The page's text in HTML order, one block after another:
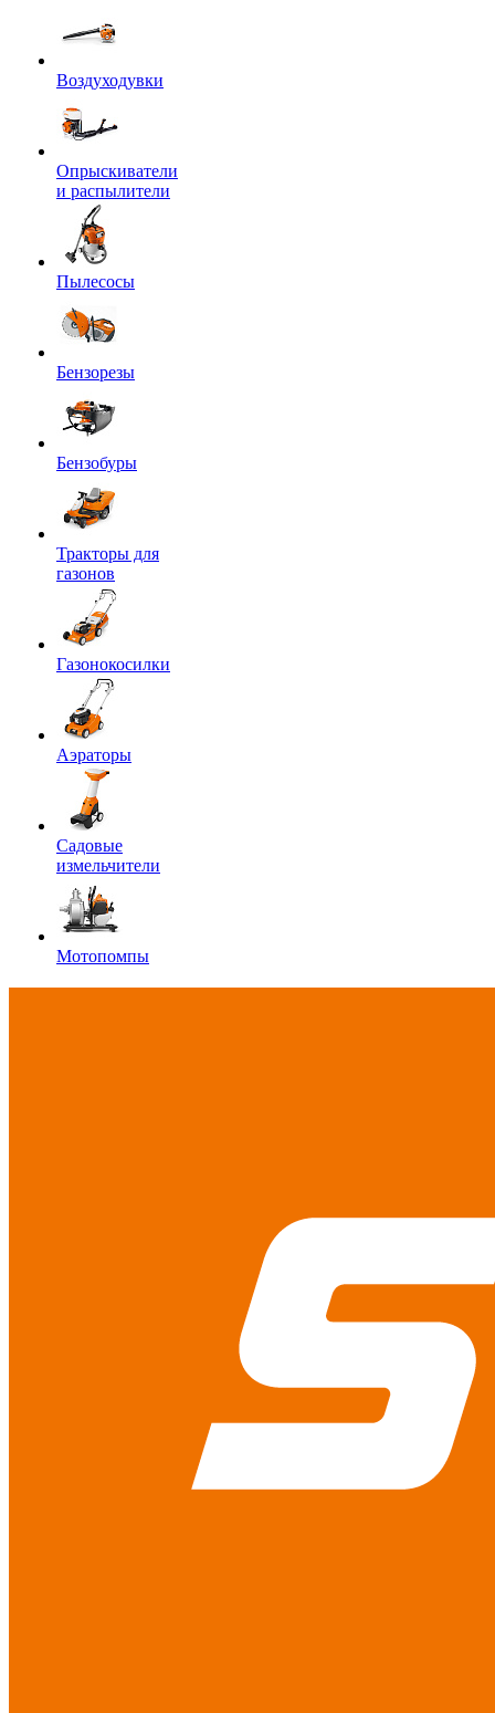
Воздуходувки
Опрыскиватели
и распылители
Пылесосы
Бензорезы
Бензобуры
Тракторы для
газонов
Газонокосилки
Аэраторы
Садовые
измельчители
Мотопомпы